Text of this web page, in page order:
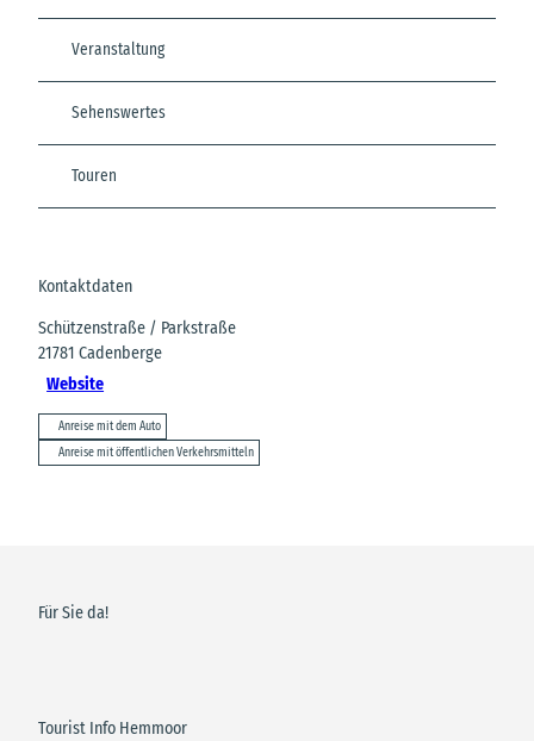
Veranstaltung
Sehenswertes
Touren
Kontaktdaten
Schützenstraße / Parkstraße
21781 Cadenberge
Website
Anreise mit dem Auto
Anreise mit öffentlichen Verkehrsmitteln
Für Sie da!
Tourist Info Hemmoor